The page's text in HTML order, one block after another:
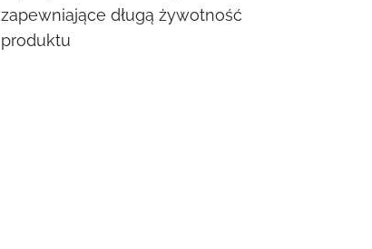
zapewniające długą żywotność
produktu